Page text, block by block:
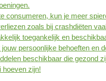
consumeren, kun je meer
zoals bij crashdiëten
toegankelijk en
persoonlijke behoeften en
beschikbaar die gezond
hoeven zijn!